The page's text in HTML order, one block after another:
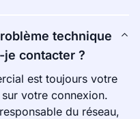
technique
contacter ?
est toujours votre
votre connexion.
du réseau,